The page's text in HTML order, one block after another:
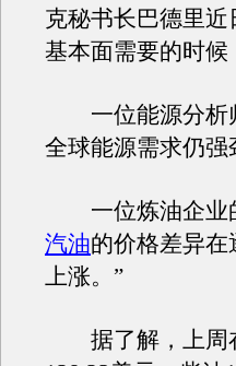
克秘书长巴德里
基本面需要的时候
一位能源分析
全球能源需求仍强
一位炼油企业
汽油的价格差异
上涨。”
据了解，上周